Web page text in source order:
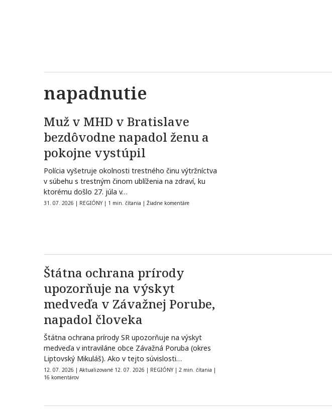
napadnutie
Muž v MHD v Bratislave
bezdôvodne napadol ženu a
pokojne vystúpil
Polícia vyšetruje okolnosti trestného činu výtržníctva
v súbehu s trestným činom ublíženia na zdraví, ku
ktorému došlo 27. júla v…
31. 07. 2026 | REGIÓNY | 1 min. čítania | Žiadne komentáre
Štátna ochrana prírody
upozorňuje na výskyt
medveďa v Závažnej Porube,
napadol človeka
Štátna ochrana prírody SR upozorňuje na výskyt
medveďa v intraviláne obce Závažná Poruba (okres
Liptovský Mikuláš). Ako v tejto súvislosti…
12. 07. 2026 | Aktualizované 12. 07. 2026 | REGIÓNY | 2 min. čítania |
16 komentárov